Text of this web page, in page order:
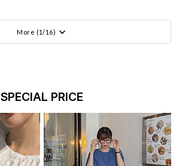
More (1/16)
SPECIAL PRICE